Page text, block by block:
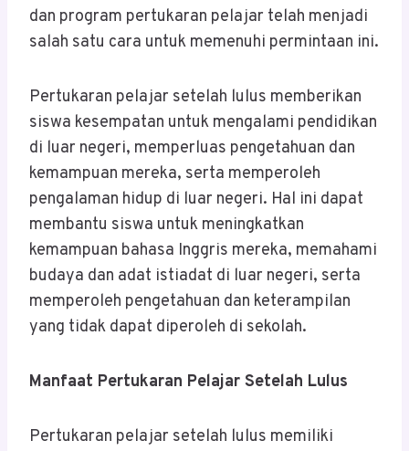
dan program pertukaran pelajar telah menjadi
salah satu cara untuk memenuhi permintaan ini.
Pertukaran pelajar setelah lulus memberikan
siswa kesempatan untuk mengalami pendidikan
di luar negeri, memperluas pengetahuan dan
kemampuan mereka, serta memperoleh
pengalaman hidup di luar negeri. Hal ini dapat
membantu siswa untuk meningkatkan
kemampuan bahasa Inggris mereka, memahami
budaya dan adat istiadat di luar negeri, serta
memperoleh pengetahuan dan keterampilan
yang tidak dapat diperoleh di sekolah.
Manfaat Pertukaran Pelajar Setelah Lulus
Pertukaran pelajar setelah lulus memiliki